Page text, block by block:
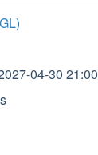
04-30 21:00